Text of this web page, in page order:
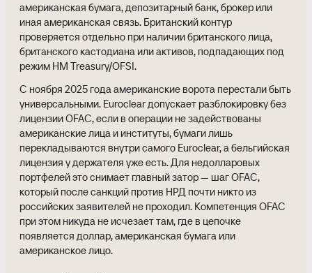
американская бумага, депозитарный банк, брокер или
иная американская связь. Британский контур
проверяется отдельно при наличии британского лица,
британского кастодиана или активов, подпадающих под
режим HM Treasury/OFSI.
С ноября 2025 года американские ворота перестали быть
универсальными. Euroclear допускает разблокировку без
лицензии OFAC, если в операции не задействованы
американские лица и институты, бумаги лишь
перекладываются внутри самого Euroclear, а бельгийская
лицензия у держателя уже есть. Для недолларовых
портфелей это снимает главный затор — шаг OFAC,
который после санкций против НРД почти никто из
российских заявителей не проходил. Компетенция OFAC
при этом никуда не исчезает там, где в цепочке
появляется доллар, американская бумага или
американское лицо.